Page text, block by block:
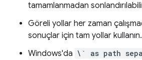
tamamlanmadan
Göreli yollar her zaman
sonuçlar için tam yollar kullanın.
Windows'da \` as path